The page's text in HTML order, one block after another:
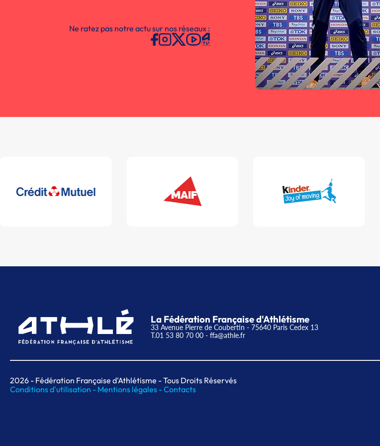
Ne ratez pas notre actu sur nos réseaux :
La Fédération Française d'Athlétisme
33 Avenue Pierre de Coubertin - 75640 Paris Cedex 13
T.01 53 80 70 00 - ffa@athle.fr
2026 - Fédération Française d'Athlétisme - Tous Droits Réservés
Conditions d'utilisation - Mentions légales -Contacts